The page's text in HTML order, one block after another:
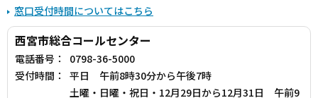
窓口受付時間についてはこちら
西宮市総合コールセンター
電話番号：
0798-36-5000
受付時間：
平日 午前8時30分から午後7時
土曜・日曜・祝日・12月29日から12月31日 午前9